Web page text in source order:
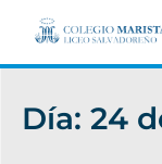
Día: 24